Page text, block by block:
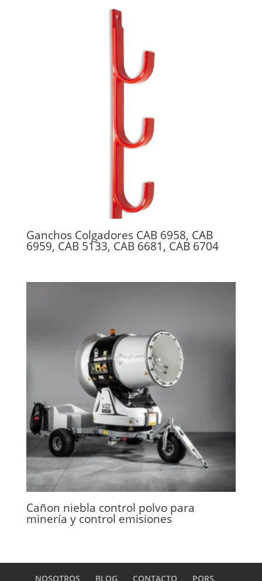
Ganchos Colgadores CAB 6958, CAB
6959, CAB 5133, CAB 6681, CAB 6704
Cañon niebla control polvo para
minería y control emisiones
NOSOTROS BLOG CONTACTO PQRS